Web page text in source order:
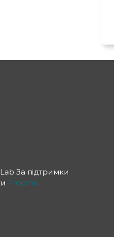
За підтримки
Froomo